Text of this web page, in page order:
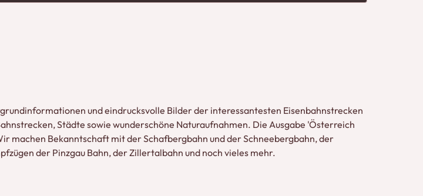
und eindrucksvolle Bilder der interessantesten Eisenbahnstrecken
Städte sowie wunderschöne Naturaufnahmen. Die Ausgabe 'Österreich
machen Bekanntschaft mit der Schafbergbahn und der Schneebergbahn, der
der Pinzgau Bahn, der Zillertalbahn und noch vieles mehr.